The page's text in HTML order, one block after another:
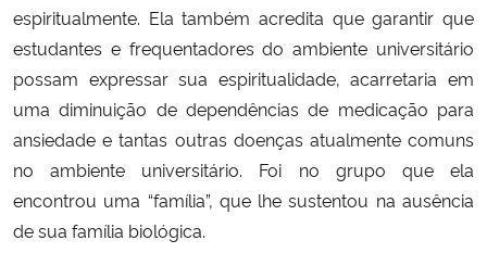
espiritualmente. Ela também acredita que garantir que
estudantes e frequentadores do ambiente universitário
possam expressar sua espiritualidade, acarretaria em
uma diminuição de dependências de medicação para
ansiedade e tantas outras doenças atualmente comuns
no ambiente universitário. Foi no grupo que ela
encontrou uma “família”, que lhe sustentou na ausência
de sua família biológica.